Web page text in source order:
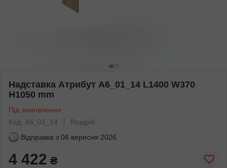
Надставка Атрибут A6_01_14 L1400 W370
H1050 mm
Під замовлення
Код: A6_01_14
Роздріб
Відправка з 06 вересня 2026
4 422 ₴